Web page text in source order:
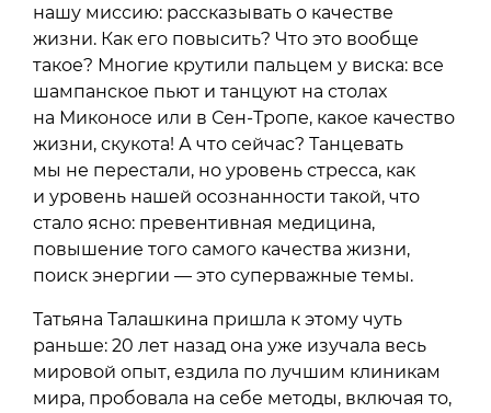
нашу миссию: рассказывать о качестве
жизни. Как его повысить? Что это вообще
такое? Многие крутили пальцем у виска: все
шампанское пьют и танцуют на столах
на Миконосе или в Сен-Тропе, какое качество
жизни, скукота! А что сейчас? Танцевать
мы не перестали, но уровень стресса, как
и уровень нашей осознанности такой, что
стало ясно: превентивная медицина,
повышение того самого качества жизни,
поиск энергии — это суперважные темы.
Татьяна Талашкина пришла к этому чуть
раньше: 20 лет назад она уже изучала весь
мировой опыт, ездила по лучшим клиникам
мира, пробовала на себе методы, включая то,